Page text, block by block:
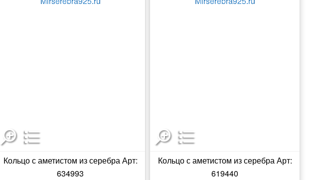
Кольцо с аметистом из серебра Арт:
634993
Кольцо с аметистом из серебра Арт:
619440